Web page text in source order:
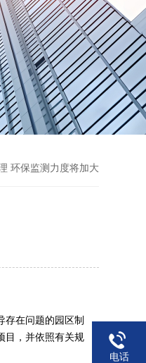
环保监测力度将加大
在问题的园区制
目，并依照有关规
电话